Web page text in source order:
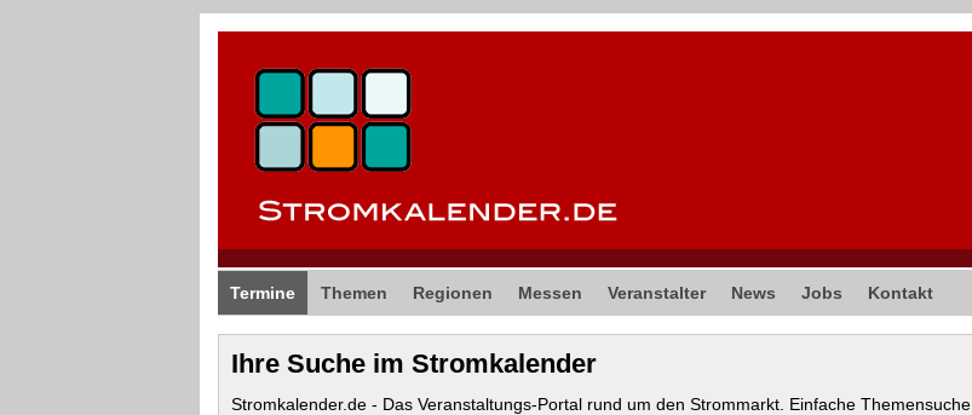
Termine Themen Regionen Messen Veranstalter News Jobs Kontakt
Ihre Suche im Stromkalender
Stromkalender.de - Das Veranstaltungs-Portal rund um den Strommarkt. Einfache Themensuche